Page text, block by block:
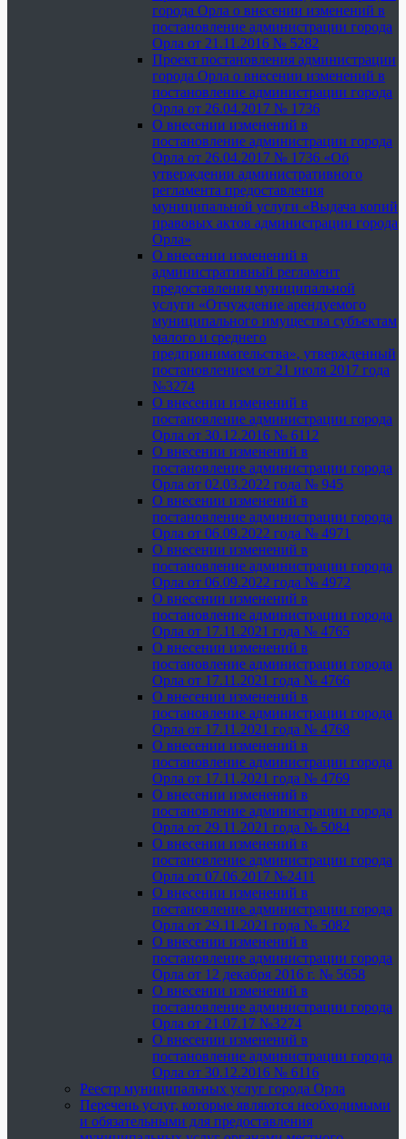
города Орла о внесении изменений в
постановление администрации города
Орла от 21.11.2016 № 5282
Проект постановления администрации
города Орла о внесении изменений в
постановление администрации города
Орла от 26.04.2017 № 1736
О внесении изменений в
постановление администрации города
Орла от 26.04.2017 № 1736 «Об
утверждении административного
регламента предоставления
муниципальной услуги «Выдача копий
правовых актов администрации города
Орла»
О внесении изменений в
административный регламент
предоставления муниципальной
услуги «Отчуждение арендуемого
муниципального имущества субъектам
малого и среднего
предпринимательства», утвержденный
постановлением от 21 июля 2017 года
№3274
О внесении изменений в
постановление администрации города
Орла от 30.12.2016 № 6112
О внесении изменений в
постановление администрации города
Орла от 02.03.2022 года № 945
О внесении изменений в
постановление администрации города
Орла от 06.09.2022 года № 4971
О внесении изменений в
постановление администрации города
Орла от 06.09.2022 года № 4972
О внесении изменений в
постановление администрации города
Орла от 17.11.2021 года № 4765
О внесении изменений в
постановление администрации города
Орла от 17.11.2021 года № 4766
О внесении изменений в
постановление администрации города
Орла от 17.11.2021 года № 4768
О внесении изменений в
постановление администрации города
Орла от 17.11.2021 года № 4769
О внесении изменений в
постановление администрации города
Орла от 29.11.2021 года № 5084
О внесении изменений в
постановление администрации города
Орла от 07.06.2017 №2411
О внесении изменений в
постановление администрации города
Орла от 29.11.2021 года № 5082
О внесении изменений в
постановление администрации города
Орла от 12 декабря 2016 г. № 5658
О внесении изменений в
постановление администрации города
Орла от 21.07.17 №3274
О внесении изменений в
постановление администрации города
Орла от 30.12.2016 № 6116
Реестр муниципальных услуг города Орла
Перечень услуг, которые являются необходимыми
и обязательными для предоставления